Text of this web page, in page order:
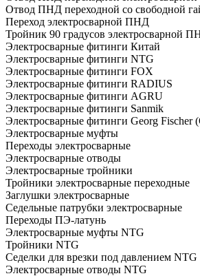
Отвод ПНД переходной со свободной
Переход электросварной ПНД
Тройник 90 градусов электросварной
Электросварные фитинги Китай
Электросварные фитинги NTG
Электросварные фитинги FOX
Электросварные фитинги RADIUS
Электросварные фитинги AGRU
Электросварные фитинги Sanmik
Электросварные фитинги Georg Fischer
Электросварные муфты
Переходы электросварные
Электросварные отводы
Электросварные тройники
Тройники электросварные переходные
Заглушки электросварные
Седельные патрубки электросварные
Переходы ПЭ-латунь
Электросварные муфты NTG
Тройники NTG
Седелки для врезки под давлением NTG
Электросварные отводы NTG